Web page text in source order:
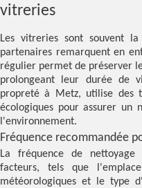
vitreries
Les vitreries sont souvent
partenaires remarquent en
régulier permet de préserver
prolongeant leur durée de
propreté à Metz, utilise des
écologiques pour assurer un
l'environnement.
Fréquence recommandée
La fréquence de
facteurs, tels que
météorologiques et le type